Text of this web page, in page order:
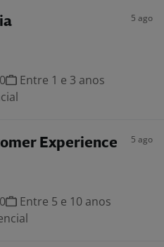
5 ago
Entre 1 e 3 anos
Experience 5 ago
Entre 5 e 10 anos